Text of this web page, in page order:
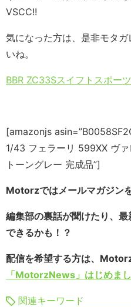
VSCC!!
気になった方は、是非モタ
いね。
BBR ZC33Sスイフトスポー
[amazonjs
1/43 フェラーリ 599XX ヴ
トーングレー 完成品”]
Motorzではメールマガジン
編集部の裏話が聞けたり、
できるかも！？
配信を希望する方は、
「MotorzNews」はじめまし
関連キーワード